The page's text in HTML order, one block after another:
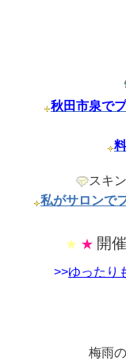
秋田市泉で
スキ
私がサロンで
★ ★ 開
>>ゆったり
梅雨